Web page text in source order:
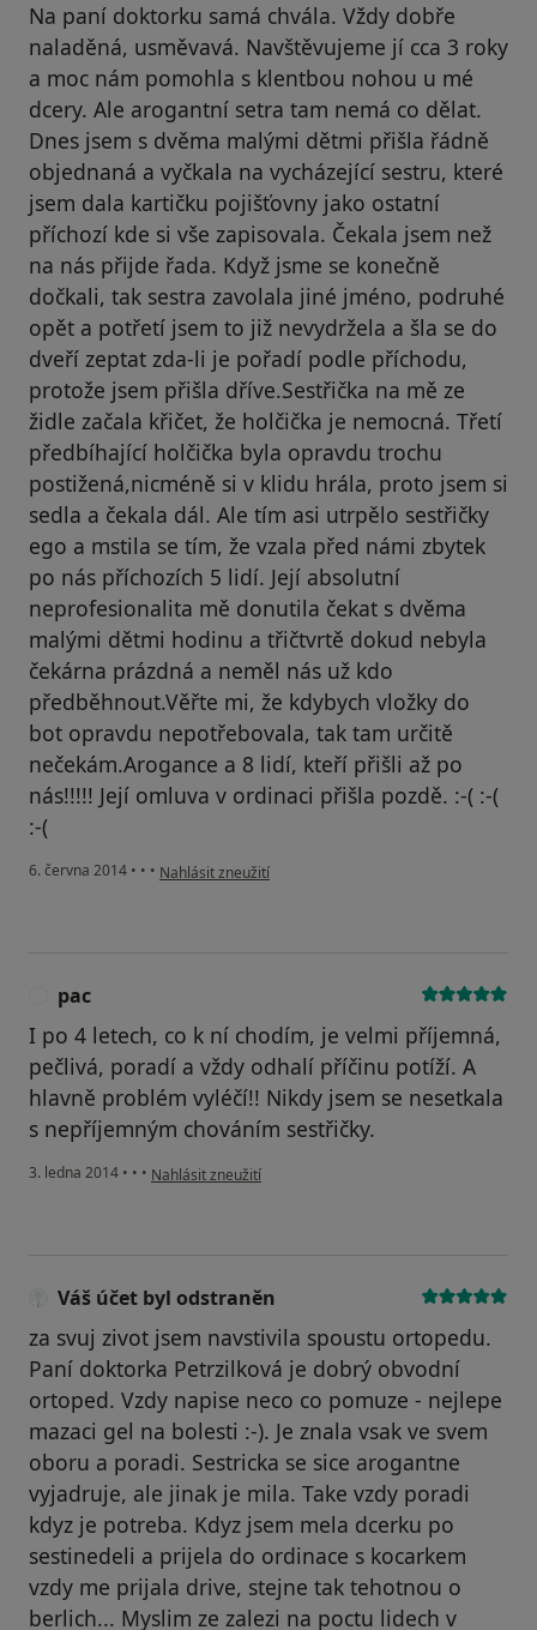
Na paní doktorku samá chvála. Vždy dobře
naladěná, usměvavá. Navštěvujeme jí cca 3 roky
a moc nám pomohla s klentbou nohou u mé
dcery. Ale arogantní setra tam nemá co dělat.
Dnes jsem s dvěma malými dětmi přišla řádně
objednaná a vyčkala na vycházející sestru, které
jsem dala kartičku pojišťovny jako ostatní
příchozí kde si vše zapisovala. Čekala jsem než
na nás přijde řada. Když jsme se konečně
dočkali, tak sestra zavolala jiné jméno, podruhé
opět a potřetí jsem to již nevydržela a šla se do
dveří zeptat zda-li je pořadí podle příchodu,
protože jsem přišla dříve.Sestřička na mě ze
židle začala křičet, že holčička je nemocná. Třetí
předbíhající holčička byla opravdu trochu
postižená,nicméně si v klidu hrála, proto jsem si
sedla a čekala dál. Ale tím asi utrpělo sestřičky
ego a mstila se tím, že vzala před námi zbytek
po nás příchozích 5 lidí. Její absolutní
neprofesionalita mě donutila čekat s dvěma
malými dětmi hodinu a třičtvrtě dokud nebyla
čekárna prázdná a neměl nás už kdo
předběhnout.Věřte mi, že kdybych vložky do
bot opravdu nepotřebovala, tak tam určitě
nečekám.Arogance a 8 lidí, kteří přišli až po
nás!!!!! Její omluva v ordinaci přišla pozdě. :-( :-(
:-(
6. června 2014 • • • podle názoru uživatele Maulisová
Nahlásit zneužití
pac
I po 4 letech, co k ní chodím, je velmi příjemná,
pečlivá, poradí a vždy odhalí příčinu potíží. A
hlavně problém vyléčí!! Nikdy jsem se nesetkala
s nepříjemným chováním sestřičky.
3. ledna 2014 • • • podle názoru uživatele pac
Nahlásit zneužití
Váš účet byl odstraněn
za svuj zivot jsem navstivila spoustu ortopedu.
Paní doktorka Petrzilková je dobrý obvodní
ortoped. Vzdy napise neco co pomuze - nejlepe
mazaci gel na bolesti :-). Je znala vsak ve svem
oboru a poradi. Sestricka se sice arogantne
vyjadruje, ale jinak je mila. Take vzdy poradi
kdyz je potreba. Kdyz jsem mela dcerku po
sestinedeli a prijela do ordinace s kocarkem
vzdy me prijala drive, stejne tak tehotnou o
berlich... Myslim ze zalezi na poctu lidech v